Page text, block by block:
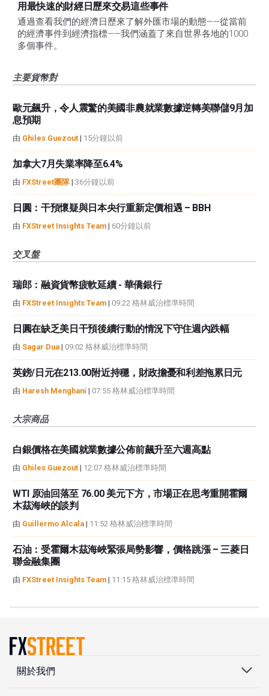
用最快速的財經日歷來交易這些事件
通過查看我們的經濟日歷來了解外匯市場的動態——從當前
的經濟事件到經濟指標——我們涵蓋了來自世界各地的1000
多個事件。
主要貨幣對
歐元飆升，令人震驚的美國非農就業數據逆轉美聯儲9月加
息預期
由 Ghiles Guezout | 15分鐘以前
加拿大7月失業率降至6.4%
由 FXStreet團隊| 36分鐘以前
日圓：干預懷疑與日本央行重新定價相遇 – BBH
由 FXStreet Insights Team | 60分鐘以前
交叉盤
瑞郎：融資貨幣疲軟延續 - 華僑銀行
由 FXStreet Insights Team | 09:22 格林威治標準時間
日圓在缺乏美日干預後續行動的情況下守住週內跌幅
由 Sagar Dua | 09:02 格林威治標準時間
英鎊/日元在213.00附近持穩，財政擔憂和利差拖累日元
由 Haresh Menghani | 07:55 格林威治標準時間
大宗商品
白銀價格在美國就業數據公佈前飆升至六週高點
由 Ghiles Guezout | 12:07 格林威治標準時間
WTI 原油回落至 76.00 美元下方，市場正在思考重開霍爾
木茲海峽的談判
由 Guillermo Alcala | 11:52 格林威治標準時間
石油：受霍爾木茲海峽緊張局勢影響，價格跳漲 – 三菱日
聯金融集團
由 FXStreet Insights Team | 11:15 格林威治標準時間
關於我們